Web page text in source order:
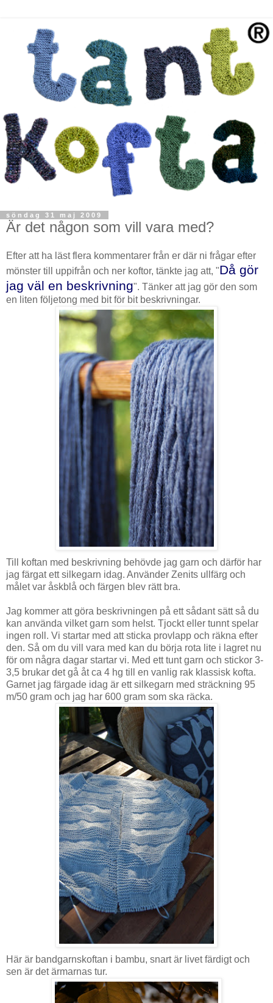
söndag 31 maj 2009
Är det någon som vill vara med?
Efter att ha läst flera kommentarer från er där ni frågar efter
mönster till uppifrån och ner koftor, tänkte jag att, "Då gör
jag väl en beskrivning". Tänker att jag gör den som
en liten följetong med bit för bit beskrivningar.
Till koftan med beskrivning behövde jag garn och därför har
jag färgat ett silkegarn idag. Använder Zenits ullfärg och
målet var åskblå och färgen blev rätt bra.
Jag kommer att göra beskrivningen på ett sådant sätt så du
kan använda vilket garn som helst. Tjockt eller tunnt spelar
ingen roll. Vi startar med att sticka provlapp och räkna efter
den. Så om du vill vara med kan du börja rota lite i lagret nu
för om några dagar startar vi. Med ett tunt garn och stickor 3-
3,5 brukar det gå åt ca 4 hg till en vanlig rak klassisk kofta.
Garnet jag färgade idag är ett silkegarn med sträckning 95
m/50 gram och jag har 600 gram som ska räcka.
Här är bandgarnskoftan i bambu, snart är livet färdigt och
sen är det ärmarnas tur.